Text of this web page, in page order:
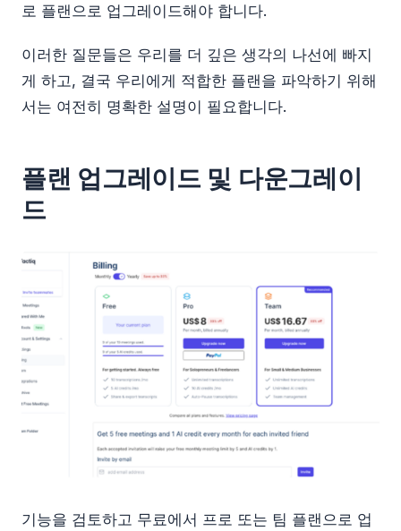
로 플랜으로 업그레이드해야 합니다.
이러한 질문들은 우리를 더 깊은 생각의 나선에 빠지
게 하고, 결국 우리에게 적합한 플랜을 파악하기 위해
서는 여전히 명확한 설명이 필요합니다.
플랜 업그레이드 및 다운그레이
드
기능을 검토하고 무료에서 프로 또는 팀 플랜으로 업